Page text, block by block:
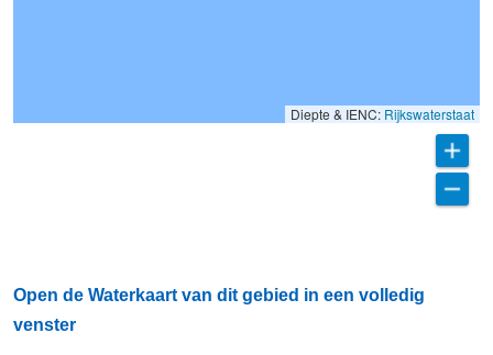
Diepte & IENC: Rijkswaterstaat
Open de Waterkaart van dit gebied in een volledig
venster